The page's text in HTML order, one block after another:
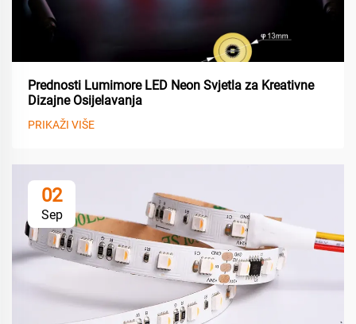
Prednosti Lumimore LED Neon Svjetla za Kreativne
Dizajne Osijelavanja
PRIKAŽI VIŠE
02
Sep